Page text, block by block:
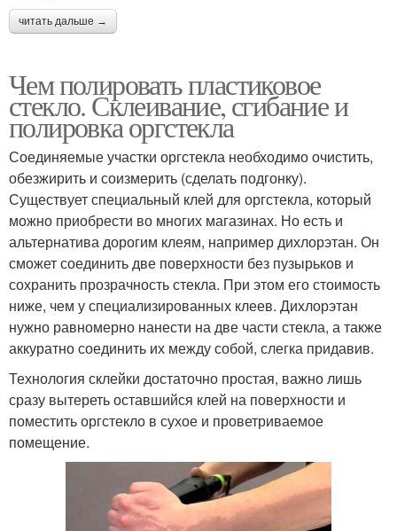
читать дальше →
Чем полировать пластиковое
стекло. Склеивание, сгибание и
полировка оргстекла
Соединяемые участки оргстекла необходимо очистить,
обезжирить и соизмерить (сделать подгонку).
Существует специальный клей для оргстекла, который
можно приобрести во многих магазинах. Но есть и
альтернатива дорогим клеям, например дихлорэтан. Он
сможет соединить две поверхности без пузырьков и
сохранить прозрачность стекла. При этом его стоимость
ниже, чем у специализированных клеев. Дихлорэтан
нужно равномерно нанести на две части стекла, а также
аккуратно соединить их между собой, слегка придавив.
Технология склейки достаточно простая, важно лишь
сразу вытереть оставшийся клей на поверхности и
поместить оргстекло в сухое и проветриваемое
помещение.